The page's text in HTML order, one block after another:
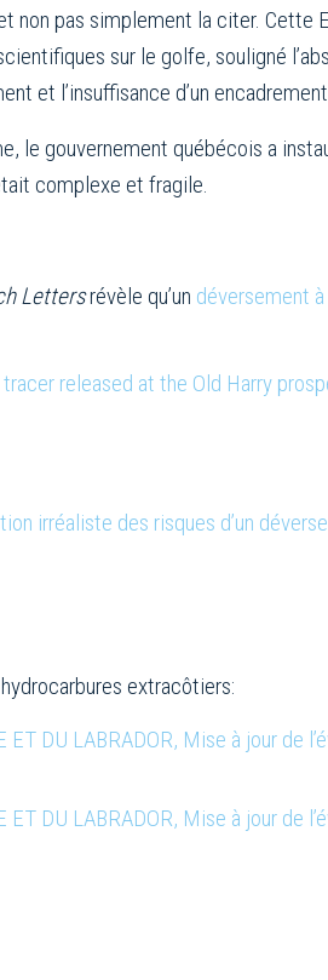
pas simplement la citer. Cette
sur le golfe, souligné
et l’insuffisance d’un
le gouvernement québécois a
complexe et fragile.
Lettersrévèle qu’un déversement
released at the Old Harry
irréaliste des risques d’un
extracôtiers:
ET DU LABRADOR, Mise à jour
ET DU LABRADOR, Mise à jour